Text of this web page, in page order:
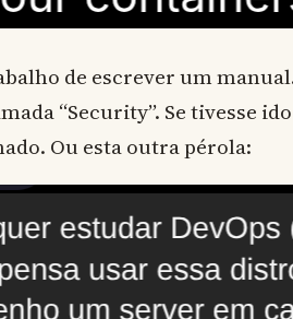
de escrever um
“Security”. Se tivesse ido
Ou esta outra pérola: